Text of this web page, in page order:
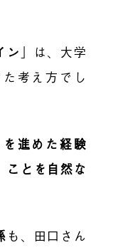
ン 」は、大学
考え方でし
進めた経験
ことを自然な
も、田口さん